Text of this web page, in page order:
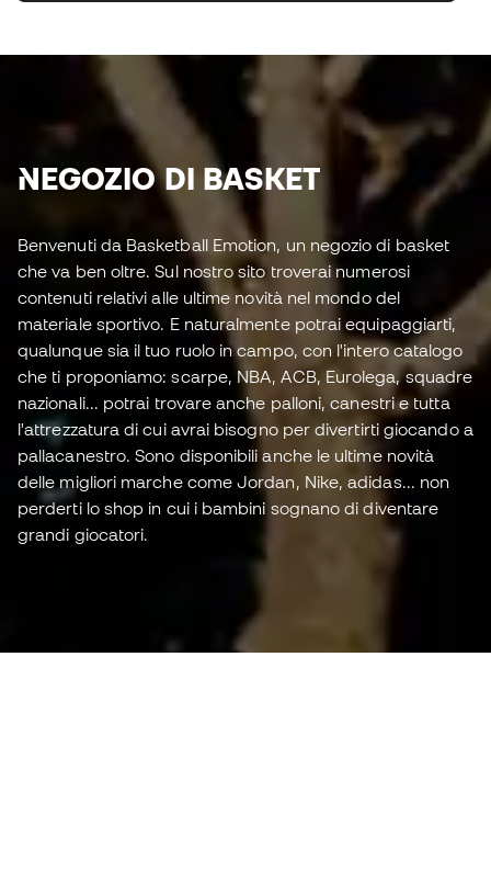
NEGOZIO DI BASKET
Benvenuti da Basketball Emotion, un negozio di basket
che va ben oltre. Sul nostro sito troverai numerosi
contenuti relativi alle ultime novità nel mondo del
materiale sportivo. E naturalmente potrai equipaggiarti,
qualunque sia il tuo ruolo in campo, con l'intero catalogo
che ti proponiamo: scarpe, NBA, ACB, Eurolega, squadre
nazionali... potrai trovare anche palloni, canestri e tutta
l'attrezzatura di cui avrai bisogno per divertirti giocando a
pallacanestro. Sono disponibili anche le ultime novità
delle migliori marche come Jordan, Nike, adidas... non
perderti lo shop in cui i bambini sognano di diventare
grandi giocatori.